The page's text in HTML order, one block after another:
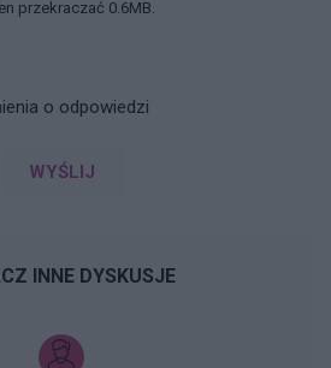
przekraczać 0.6MB.
o odpowiedzi
WYŚLIJ
INNE DYSKUSJE